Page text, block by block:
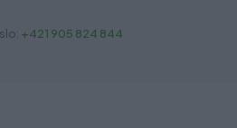
+421 905 824 844